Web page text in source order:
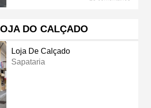
DO CALÇADO
Loja De Calçado
Sapataria